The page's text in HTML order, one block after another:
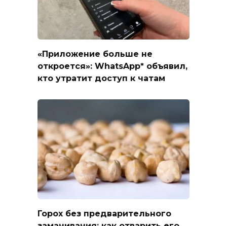
«Приложение больше не
откроется»: WhatsApp* объявил,
кто утратит доступ к чатам
Горох без предварительного